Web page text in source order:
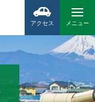
メニュー
アクセス